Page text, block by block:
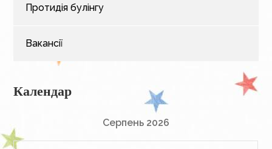
Протидія булінгу
Вакансії
Календар
Серпень 2026